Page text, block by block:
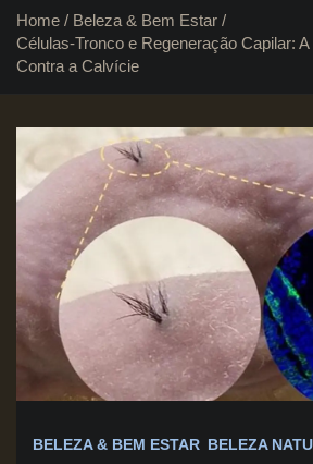
Home
Beleza & Bem Estar
Células-Tronco e Regeneração Capilar:
Contra a Calvície
BELEZA & BEM ESTAR BELEZA